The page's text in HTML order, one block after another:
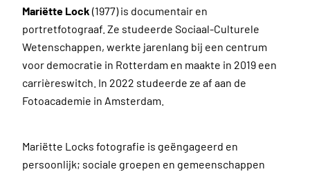
Mariëtte Lock (1977) is documentair en
portretfotograaf. Ze studeerde Sociaal-Culturele
Wetenschappen, werkte jarenlang bij een centrum
voor democratie in Rotterdam en maakte in 2019 een
carrièreswitch. In 2022 studeerde ze af aan de
Fotoacademie in Amsterdam.
Mariëtte Locks fotografie is geëngageerd en
persoonlijk; sociale groepen en gemeenschappen